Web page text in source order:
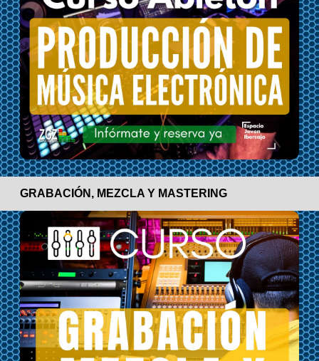
GRABACIÓN, MEZCLA Y MASTERING